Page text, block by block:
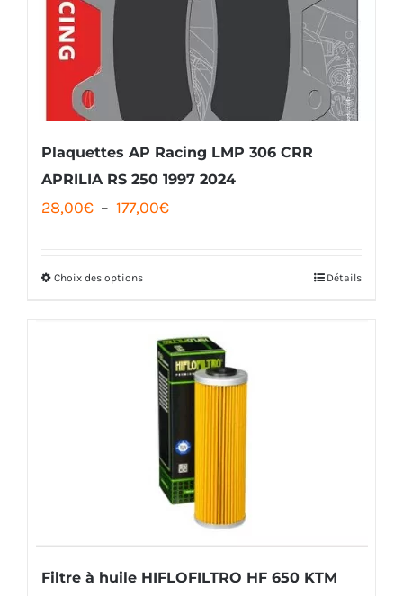
Plaquettes AP Racing LMP 306 CRR
APRILIA RS 250 1997 2024
28,00€ – 177,00€Plage
177,00€
Choix des optionsCe
plusieurs
variations.
Les
options
peuvent
choisies
sur
Détails
Filtre à huile HIFLOFILTRO HF 650 KTM